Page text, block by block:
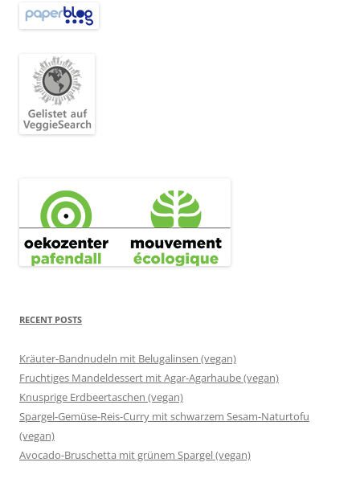
RECENT POSTS
Kräuter-Bandnudeln mit Belugalinsen (vegan)
Fruchtiges Mandeldessert mit Agar-Agarhaube (vegan)
Knusprige Erdbeertaschen (vegan)
Spargel-Gemüse-Reis-Curry mit schwarzem Sesam-Naturtofu
(vegan)
Avocado-Bruschetta mit grünem Spargel (vegan)